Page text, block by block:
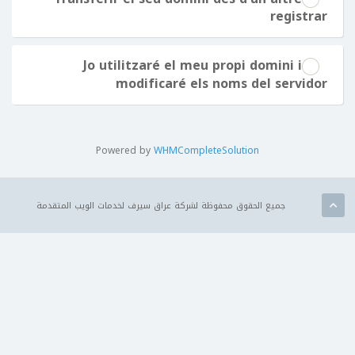
registrar
Jo utilitzaré el meu propi domini i
modificaré els noms del servidor
Powered byWHMCompleteSolution
جميع الحقوق محفوظة لشركة عراق سيرف لخدمات الويب المتقدمة